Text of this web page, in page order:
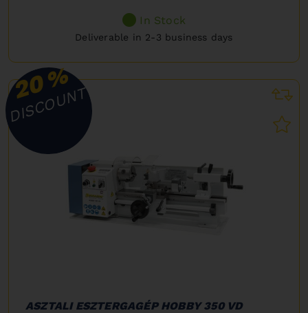
In Stock
Deliverable in 2-3 business days
20%
DISCOUNT
ASZTALI ESZTERGAGÉP HOBBY 350 VD